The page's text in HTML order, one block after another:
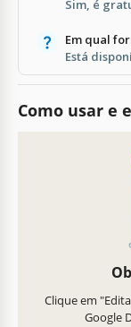
Sim, é
Em qual
Está
Como usar e
Clique em
Google